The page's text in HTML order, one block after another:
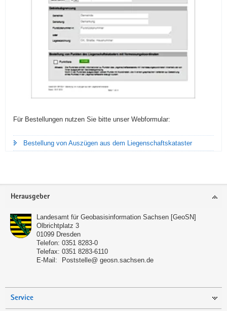
Für Bestellungen nutzen Sie bitte unser Webformular:
Bestellung von Auszügen aus dem Liegenschaftskataster
Footer-
Herausgeber
Landesamt für Geobasisinformation Sachsen [GeoSN]
Olbrichtplatz 3
01099 Dresden
Telefon: 0351 8283-0
Telefax: 0351 8283-6110
E-Mail:
Poststelle@ geosn.sachsen.de
Service